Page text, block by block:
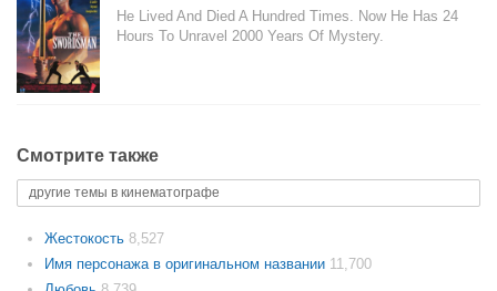
He Lived And Died A Hundred Times. Now He Has 24
Hours To Unravel 2000 Years Of Mystery.
Смотрите также
другие темы в кинематографе
Жестокость 8,527
Имя персонажа в оригинальном названии 11,700